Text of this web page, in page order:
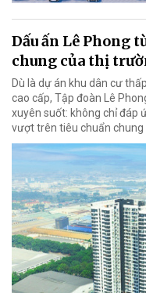
Dấu ấn Lê Phong
chung của thị
Dù là dự án khu dân cư
cao cấp, Tập đoàn Lê
xuyên suốt: không chỉ đáp
vượt trên tiêu chuẩn chung